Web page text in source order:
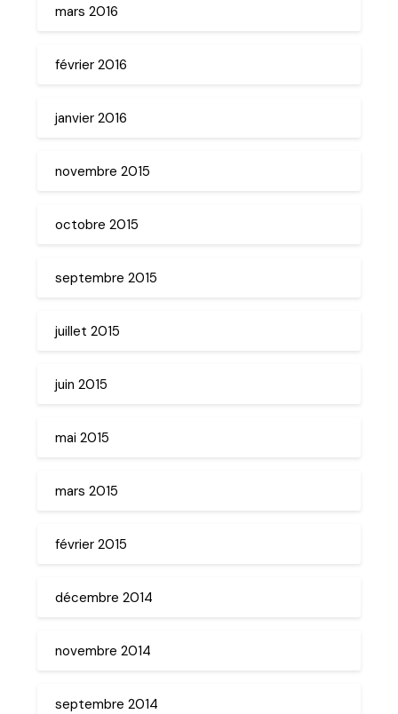
mars 2016
février 2016
janvier 2016
novembre 2015
octobre 2015
septembre 2015
juillet 2015
juin 2015
mai 2015
mars 2015
février 2015
décembre 2014
novembre 2014
septembre 2014